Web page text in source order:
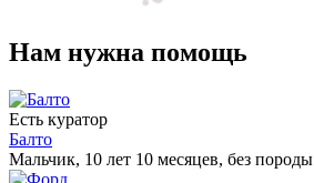
Нам нужна помощь
Есть куратор
Балто
Мальчик, 10 лет 10 месяцев, без породы